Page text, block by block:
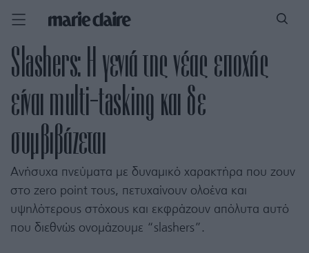
Slashers: Η γενιά της νέας εποχής
είναι multi-tasking και δε
συμβιβάζεται
Ανήσυχα πνεύματα με δυναμικό χαρακτήρα που ζουν
στο zero point τους, πετυχαίνουν ολοένα και
υψηλότερους στόχους και εκφράζουν απόλυτα αυτό
που διεθνώς ονομάζουμε “slashers”.